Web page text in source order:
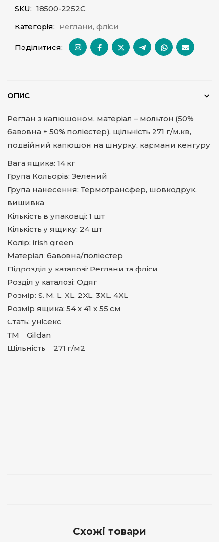
SKU: 18500-2252C
Категорія: Реглани, фліси
Поділитися:
ОПИС
Реглан з капюшоном, матеріал – мольтон (50%
бавовна + 50% поліестер), щільність 271 г/м.кв,
подвійний капюшон на шнурку, кармани кенгуру
Вага ящика: 14 кг
Група Кольорів: Зелений
Група нанесення: Термотрансфер, шовкодрук,
вишивка
Кількість в упаковці: 1 шт
Кількість у ящику: 24 шт
Колір: irish green
Матеріал: бавовна/поліестер
Підрозділ у каталозі: Реглани та фліси
Розділ у каталозі: Одяг
Розмір: S. M. L. XL. 2XL. 3XL. 4XL
Розмір ящика: 54 х 41 х 55 см
Стать: унісекс
ТМ Gildan
Щільність 271 г/м2
Схожі товари